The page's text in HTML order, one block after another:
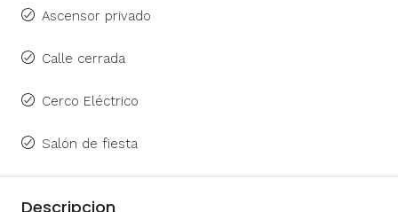
Ascensor privado
Calle cerrada
Cerco Eléctrico
Salón de fiesta
Descripcion